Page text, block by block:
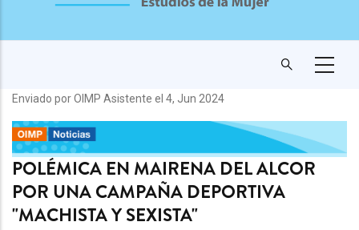
Enviado porOIMP Asistente el 4, Jun 2024
POLÉMICA EN MAIRENA DEL ALCOR
POR UNA CAMPAÑA DEPORTIVA
"MACHISTA Y SEXISTA"